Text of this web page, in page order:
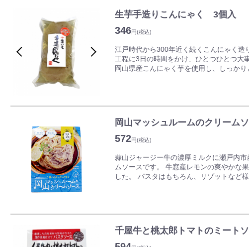
生芋手造りこんにゃく 3個入
346円(税込)
江戸時代から300年近く続くこんにゃく
工程に3日の時間をかけ、ひとつひとつ大
岡山県産こんにゃく芋を使用し、しっか
岡山マッシュルームのクリーム
572円(税込)
蒜山ジャージー牛の濃厚ミルクに瀬戸内
ムソースです。 牛窓産レモンの爽やかな
した。 パスタはもちろん、リゾットなど
千屋牛と桃太郎トマトのミート